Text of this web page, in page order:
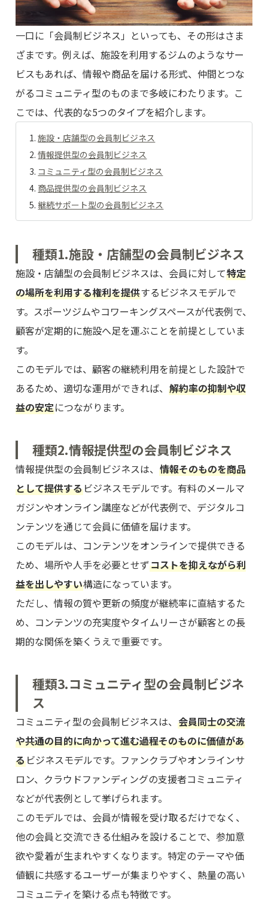
一口に「会員制ビジネス」といっても、その形はさま
ざまです。例えば、施設を利用するジムのようなサー
ビスもあれば、情報や商品を届ける形式、仲間とつな
がるコミュニティ型のものまで多岐にわたります。こ
こでは、代表的な5つのタイプを紹介します。
施設・店舗型の会員制ビジネス
情報提供型の会員制ビジネス
コミュニティ型の会員制ビジネス
商品提供型の会員制ビジネス
継続サポート型の会員制ビジネス
種類1.施設・店舗型の会員制ビジネス
施設・店舗型の会員制ビジネスは、会員に対して特定
の場所を利用する権利を提供するビジネスモデルで
す。スポーツジムやコワーキングスペースが代表例で、
顧客が定期的に施設へ足を運ぶことを前提としていま
す。
このモデルでは、顧客の継続利用を前提とした設計で
あるため、適切な運用ができれば、解約率の抑制や収
益の安定につながります。
種類2.情報提供型の会員制ビジネス
情報提供型の会員制ビジネスは、情報そのものを商品
として提供するビジネスモデルです。有料のメールマ
ガジンやオンライン講座などが代表例で、デジタルコ
ンテンツを通じて会員に価値を届けます。
このモデルは、コンテンツをオンラインで提供できる
ため、場所や人手を必要とせずコストを抑えながら利
益を出しやすい構造になっています。
ただし、情報の質や更新の頻度が継続率に直結するた
め、コンテンツの充実度やタイムリーさが顧客との長
期的な関係を築くうえで重要です。
種類3.コミュニティ型の会員制ビジネ
ス
コミュニティ型の会員制ビジネスは、会員同士の交流
や共通の目的に向かって進む過程そのものに価値があ
るビジネスモデルです。ファンクラブやオンラインサ
ロン、クラウドファンディングの支援者コミュニティ
などが代表例として挙げられます。
このモデルでは、会員が情報を受け取るだけでなく、
他の会員と交流できる仕組みを設けることで、参加意
欲や愛着が生まれやすくなります。特定のテーマや価
値観に共感するユーザーが集まりやすく、熱量の高い
コミュニティを築ける点も特徴です。